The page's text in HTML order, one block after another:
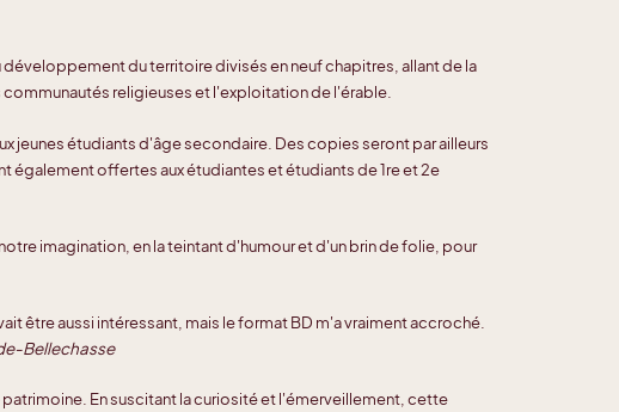
du territoire divisés en neuf chapitres, allant de la
religieuses et l'exploitation de l'érable.
jeunes étudiants d'âge secondaire. Des copies seront par ailleurs
également offertes aux étudiantes et étudiants de 1re et 2e
imagination, en la teintant d'humour et d'un brin de folie, pour
être aussi intéressant, mais le format BD m'a vraiment accroché.
Bellechasse
En suscitant la curiosité et l'émerveillement, cette